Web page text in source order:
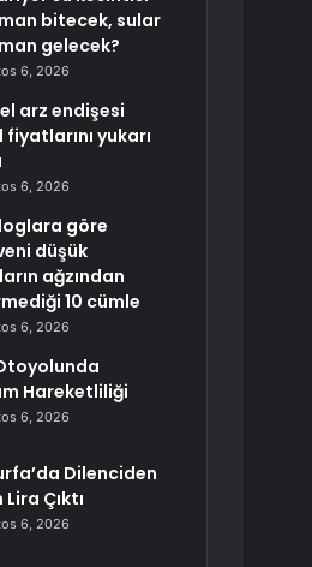
bitecek, sular
gelecek?
6, 2026
arz endişesi
yukarı
6, 2026
göre
düşük
ağzından
10 cümle
6, 2026
Hareketliliği
6, 2026
Dilenciden
Lira Çıktı
6, 2026